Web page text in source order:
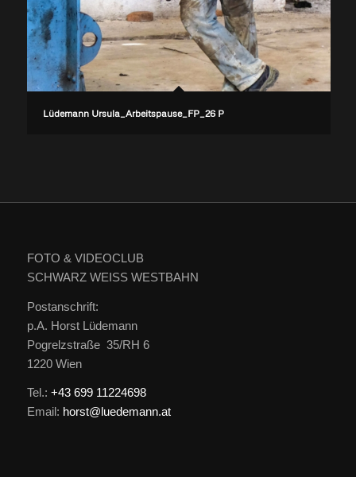
Lüdemann Ursula_Arbeitspause_FP_26 P
FOTO & VIDEOCLUB
SCHWARZ WEISS WESTBAHN
Postanschrift:
p.A. Horst Lüdemann
Pogrelzstraße 35/RH 6
1220 Wien
Tel.: +43 699 11224698
Email: horst@luedemann.at